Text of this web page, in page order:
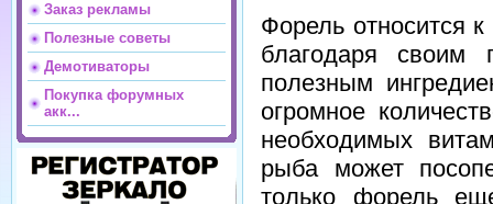
Заказ рекламы
Полезные советы
Демотиваторы
Покупка форумных
акк...
Форель относится
благодаря своим
полезным
огромное
необходимых
рыба может
только форель